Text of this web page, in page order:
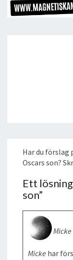
Har du förslag
Oscars son?
Ett
son”
Micke
Micke har